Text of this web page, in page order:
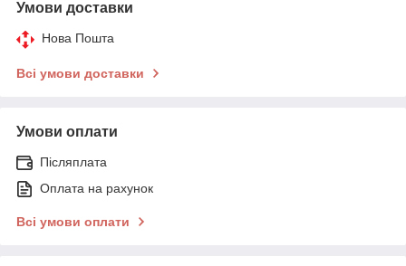
Умови доставки
Нова Пошта
Всі умови доставки
Умови оплати
Післяплата
Оплата на рахунок
Всі умови оплати